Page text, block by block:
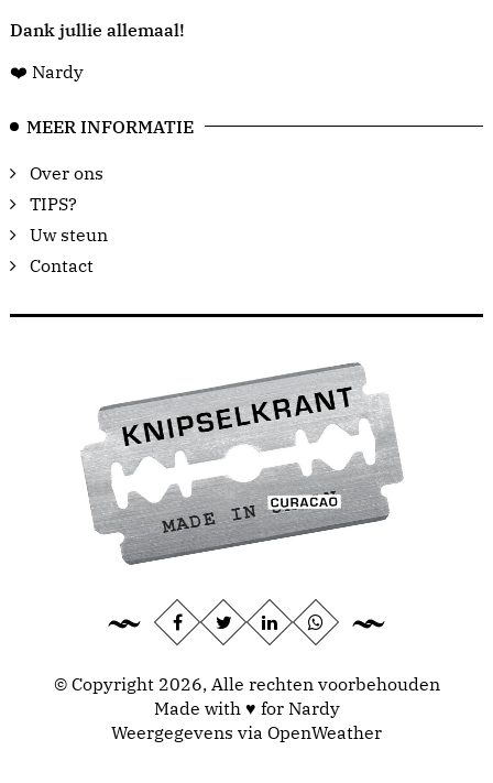
Dank jullie allemaal!
❤️ Nardy
MEER INFORMATIE
Over ons
TIPS?
Uw steun
Contact
© Copyright 2026, Alle rechten voorbehouden
Made with ♥ for Nardy
Weergegevens via OpenWeather